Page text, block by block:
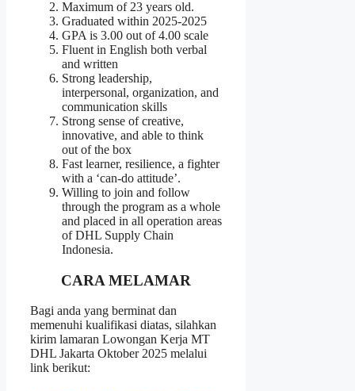
Maximum of 23 years old.
Graduated within 2025-2025
GPA is 3.00 out of 4.00 scale
Fluent in English both verbal
and written
Strong leadership,
interpersonal, organization, and
communication skills
Strong sense of creative,
innovative, and able to think
out of the box
Fast learner, resilience, a fighter
with a ‘can-do attitude’.
Willing to join and follow
through the program as a whole
and placed in all operation areas
of DHL Supply Chain
Indonesia.
CARA MELAMAR
Bagi anda yang berminat dan
memenuhi kualifikasi diatas, silahkan
kirim lamaran Lowongan Kerja MT
DHL Jakarta Oktober 2025 melalui
link berikut: